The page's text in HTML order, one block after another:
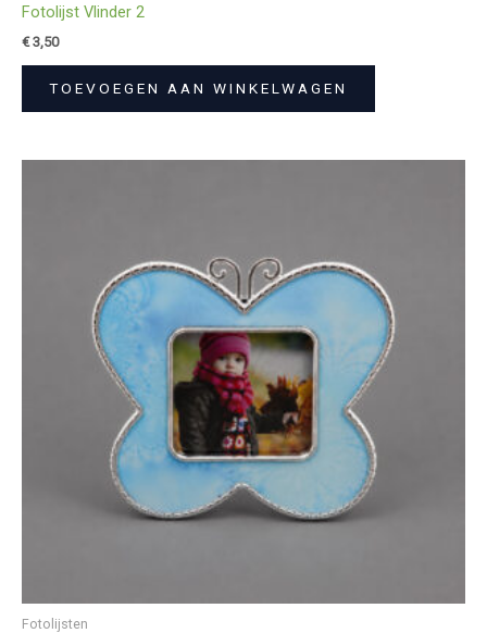
Fotolijst Vlinder 2
€3,50
TOEVOEGEN AAN WINKELWAGEN
Fotolijsten